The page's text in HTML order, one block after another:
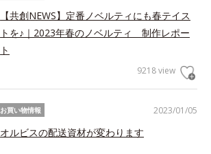
【共創NEWS】定番ノベルティにも春テイス
トを♪｜2023年春のノベルティ 制作レポー
ト
9218 view
2023/01/05
お買い物情報
オルビスの配送資材が変わります